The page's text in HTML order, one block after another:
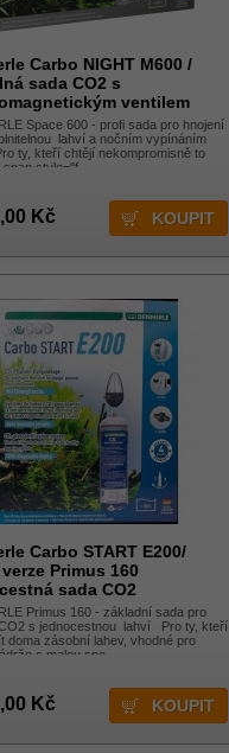
Carbo NIGHT M600 /
sada CO2 s
ventilem
Space 600 - profi sada pro hnojení
lahví a nočním vypínáním
ty, kteří chtějí nekompromisně to
span style="f
Kč
Carbo START E200/
Primus 160
sada CO2
Primus 160 - základní sada pro
s jednocestnou lahví Pro ty, kteří
doma zásobní lahev, vhodné pro
s malou spo
Kč